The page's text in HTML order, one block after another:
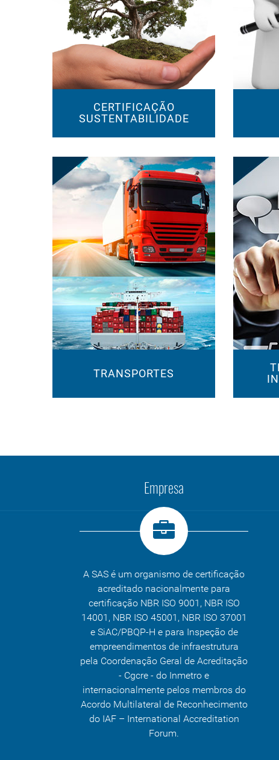
CERTIFICAÇÃO
SUSTENTABILIDADE
TRANSPORTES
Empresa
A SAS é um organismo de certificação
acreditado nacionalmente para
certificação NBR ISO 9001, NBR ISO
14001, NBR ISO 45001, NBR ISO 37001
e SiAC/PBQP-H e para Inspeção de
empreendimentos de infraestrutura
pela Coordenação Geral de Acreditação
- Cgcre - do Inmetro e
internacionalmente pelos membros do
Acordo Multilateral de Reconhecimento
do IAF – International Accreditation
Forum.